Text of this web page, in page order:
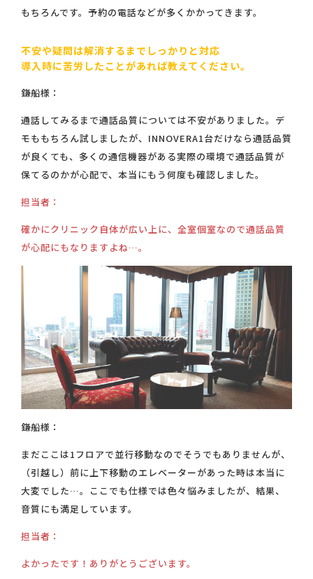
もちろんです。予約の電話などが多くかかってきます。
不安や疑問は解消するまでしっかりと対応
導入時に苦労したことがあれば教えてください。
鎌船様：
通話してみるまで通話品質については不安がありました。デ
モももちろん試しましたが、INNOVERA1台だけなら通話品質
が良くても、多くの通信機器がある実際の環境で通話品質が
保てるのかが心配で、本当にもう何度も確認しました。
担当者：
確かにクリニック自体が広い上に、全室個室なので通話品質
が心配にもなりますよね…。
鎌船様：
まだここは1フロアで並行移動なのでそうでもありませんが、
（引越し）前に上下移動のエレベーターがあった時は本当に
大変でした…。ここでも仕様では色々悩みましたが、結果、
音質にも満足しています。
担当者：
よかったです！ありがとうございます。